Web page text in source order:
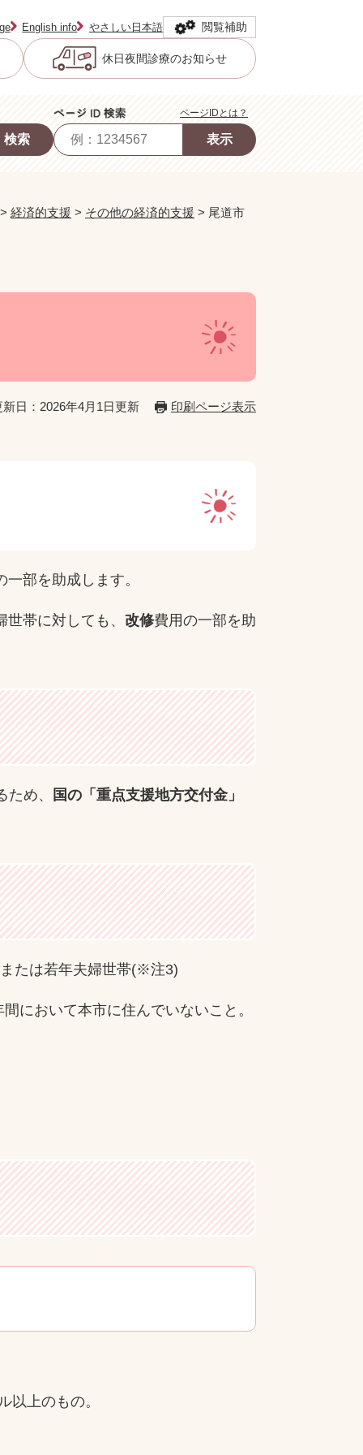
English info やさしい日本語 閲覧補助
休日夜間診療のお知らせ
ページIDとは？
> 経済的支援 > その他の経済的支援 > 尾道市
新日：2026年4月1日更新 印刷ページ表示
一部を助成します。
帯に対しても、 改修費用の一部を助
め、
国の「重点支援地方交付金」
たは若年夫婦世帯(※注3)
において本市に住んでいないこと。
以上のもの。